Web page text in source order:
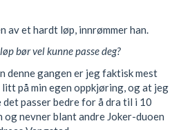
av et hardt løp, innrømmer han.
bør vel kunne passe deg?
denne gangen er jeg faktisk mest
på min egen oppkjøring, og at jeg
passer bedre for å dra til i 10
og nevner blant andre Joker-duoen